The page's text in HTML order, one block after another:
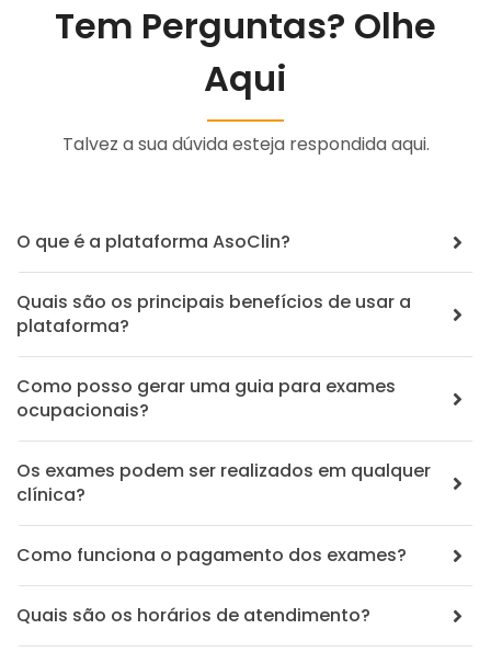
Tem Perguntas? Olhe
Aqui
Talvez a sua dúvida esteja respondida aqui.
O que é a plataforma AsoClin?
Quais são os principais benefícios de usar a
plataforma?
Como posso gerar uma guia para exames
ocupacionais?
Os exames podem ser realizados em qualquer
clínica?
Como funciona o pagamento dos exames?
Quais são os horários de atendimento?